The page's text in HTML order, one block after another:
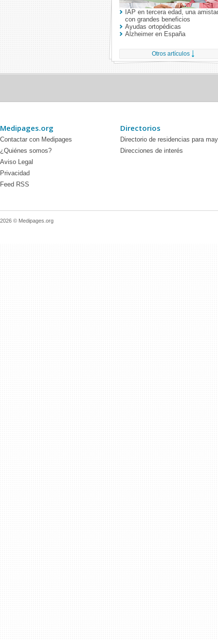
IAP en tercera edad, una
con grandes beneficios
Ayudas ortopédicas
Alzheimer en España
Enfermedad de Parkinson
Depresión en la vejez
Otros artículos
Medipages.org
Contactar con Medipages
¿Quiénes somos?
Aviso Legal
Privacidad
Feed RSS
Directorios
Directorio de residencias para
Direcciones de interés
2026 © Medipages.org